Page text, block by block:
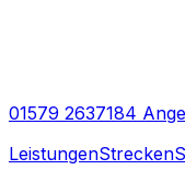
01579 2637184
LeistungenStrecken